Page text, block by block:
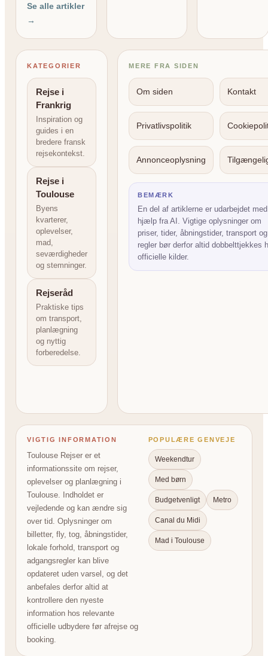
Se alle artikler
→
KATEGORIER
Rejse i
Frankrig
Inspiration og
guides i en
bredere fransk
rejsekontekst.
Rejse i
Toulouse
Byens
kvarterer,
oplevelser,
mad,
seværdigheder
og stemninger.
Rejseråd
Praktiske tips
om transport,
planlægning
og nyttig
forberedelse.
MERE FRA SIDEN
Om siden Kontakt
Privatlivspolitik
Annonceoplysning
BEMÆRK
En del af artiklerne er udarbejdet med
hjælp fra AI. Vigtige oplysninger om
priser, tider, åbningstider, transport og
regler bør derfor altid dobbelttjekkes
officielle kilder.
VIGTIG INFORMATION
Toulouse Rejser er et
informationssite om rejser,
oplevelser og planlægning i
Toulouse. Indholdet er
vejledende og kan ændre sig
over tid. Oplysninger om
billetter, fly, tog, åbningstider,
lokale forhold, transport og
adgangsregler kan blive
opdateret uden varsel, og det
anbefales derfor altid at
kontrollere den nyeste
information hos relevante
officielle udbydere før afrejse og
booking.
POPULÆRE GENVEJE
Weekendtur
Med børn
Budgetvenligt Metro
Canal du Midi
Mad i Toulouse